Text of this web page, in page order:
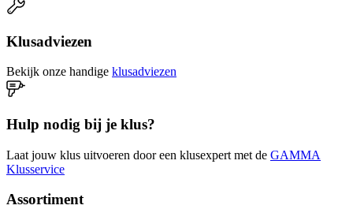
Klusadviezen
Bekijk onze handige klusadviezen
Hulp nodig bij je klus?
Laat jouw klus uitvoeren door een klusexpert met de GAMMA
Klusservice
Assortiment